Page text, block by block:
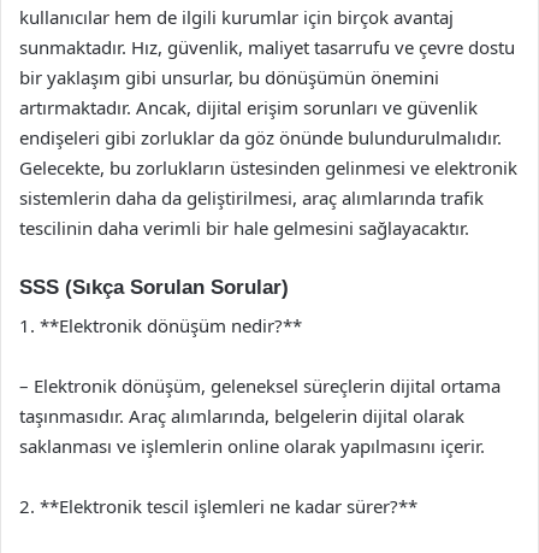
kullanıcılar hem de ilgili kurumlar için birçok avantaj
sunmaktadır. Hız, güvenlik, maliyet tasarrufu ve çevre dostu
bir yaklaşım gibi unsurlar, bu dönüşümün önemini
artırmaktadır. Ancak, dijital erişim sorunları ve güvenlik
endişeleri gibi zorluklar da göz önünde bulundurulmalıdır.
Gelecekte, bu zorlukların üstesinden gelinmesi ve elektronik
sistemlerin daha da geliştirilmesi, araç alımlarında trafik
tescilinin daha verimli bir hale gelmesini sağlayacaktır.
SSS (Sıkça Sorulan Sorular)
1. **Elektronik dönüşüm nedir?**
– Elektronik dönüşüm, geleneksel süreçlerin dijital ortama
taşınmasıdır. Araç alımlarında, belgelerin dijital olarak
saklanması ve işlemlerin online olarak yapılmasını içerir.
2. **Elektronik tescil işlemleri ne kadar sürer?**